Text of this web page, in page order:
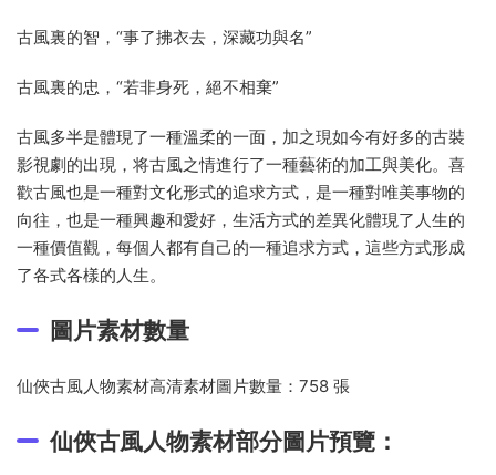
古風裏的智，“事了拂衣去，深藏功與名”
古風裏的忠，“若非身死，絕不相棄”
古風多半是體現了一種溫柔的一面，加之現如今有好多的古裝
影視劇的出現，将古風之情進行了一種藝術的加工與美化。喜
歡古風也是一種對文化形式的追求方式，是一種對唯美事物的
向往，也是一種興趣和愛好，生活方式的差異化體現了人生的
一種價值觀，每個人都有自己的一種追求方式，這些方式形成
了各式各樣的人生。
圖片素材數量
仙俠古風人物素材高清素材圖片數量：758 張
仙俠古風人物素材部分圖片預覽：